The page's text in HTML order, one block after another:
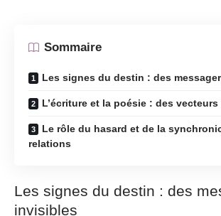
Sommaire
Les signes du destin : des
L’écriture et la poésie : des vecteurs
Le rôle du hasard et de la
relations
Les signes du destin : des
invisibles